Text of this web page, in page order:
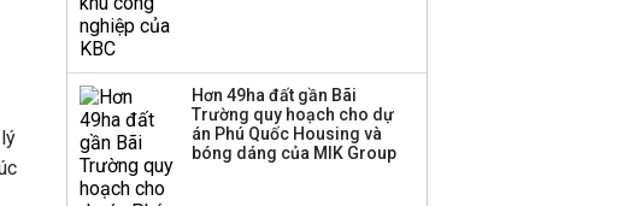
Hơn 49ha đất gần Bãi
Trường quy hoạch cho dự
án Phú Quốc Housing và
bóng dáng của MIK Group